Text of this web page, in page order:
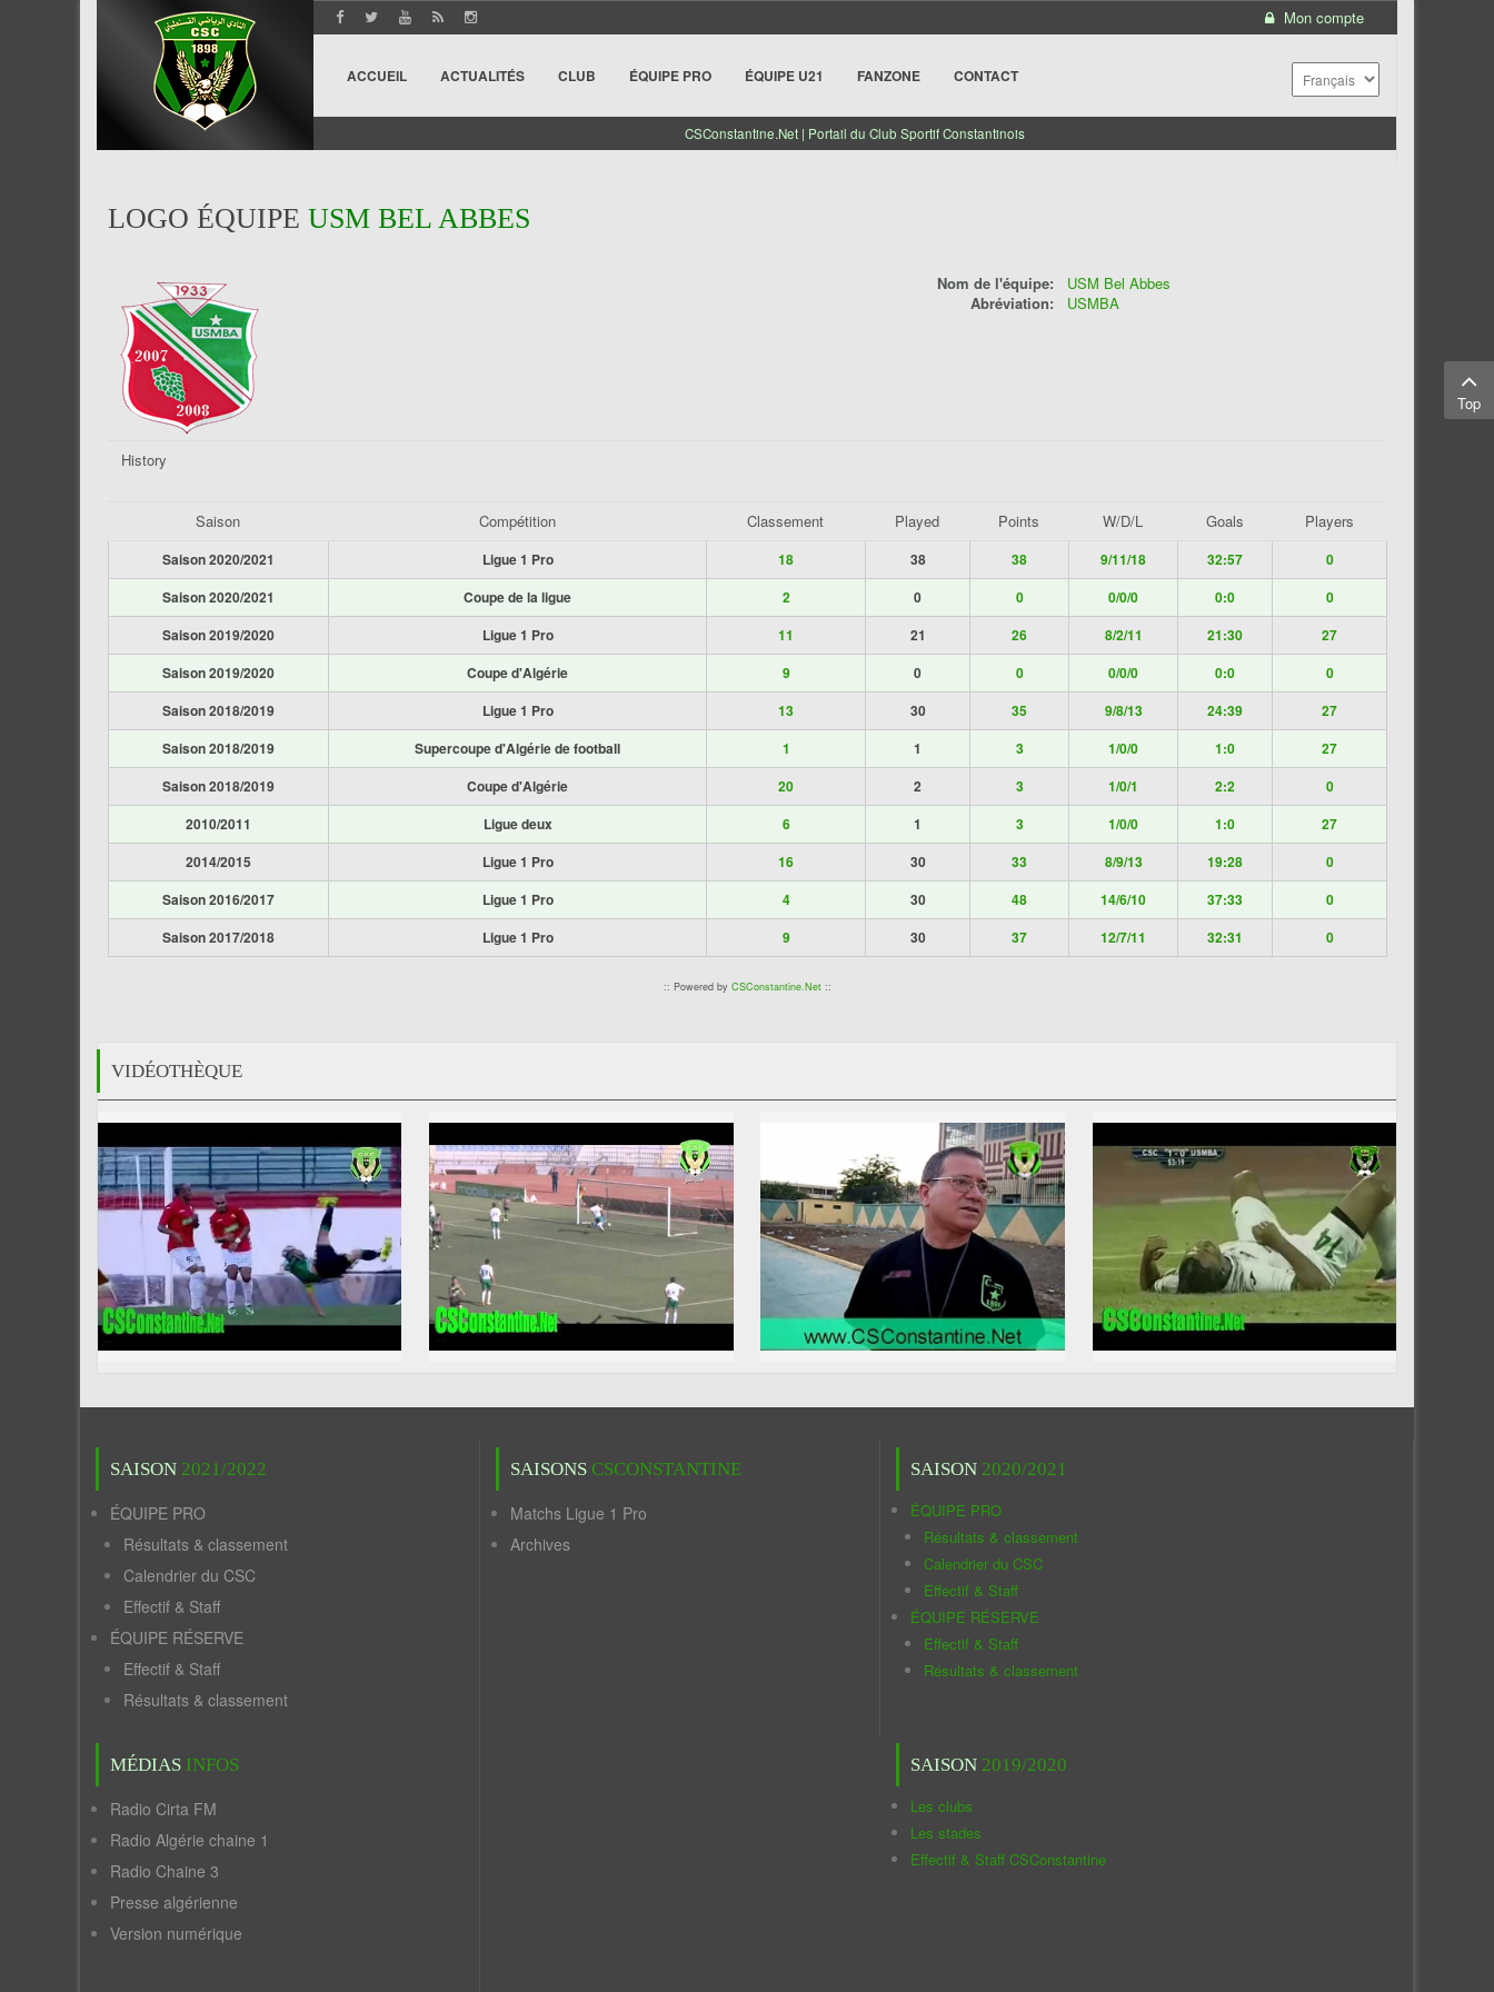
Mon compte
ACCUEIL ACTUALITÉS CLUB ÉQUIPE PRO ÉQUIPE U21 FANZONE CONTACT
CSConstantine.Net | Portail du Club Sportif Constantinois
LOGO ÉQUIPE USM BEL ABBES
Nom de l'équipe:
USM Bel Abbes
Abréviation:
USMBA
History
Saison Compétition Classement Played Points W/D/L Goals Players
Saison 2020/2021 Ligue 1 Pro 18 38 38 9/11/18 32:57
0
Saison 2020/2021
Coupe de la ligue 2 0 0 0/0/0 0:0
0
Saison 2019/2020
Ligue 1 Pro 11 21 26 8/2/11 21:30
27
Saison 2019/2020
Coupe d'Algérie 9 0 0 0/0/0 0:0
0
Saison 2018/2019
Ligue 1 Pro 13 30 35 9/8/13 24:39
27
Saison 2018/2019
Supercoupe d'Algérie de football 1 1 3 1/0/0 1:0
27
Saison 2018/2019
Coupe d'Algérie 20 2 3 1/0/1 2:2
0
2010/2011
Ligue deux 6 1 3 1/0/0 1:0
27
2014/2015
Ligue 1 Pro 16 30 33 8/9/13 19:28
0
Saison 2016/2017
Ligue 1 Pro 4 30 48 14/6/10 37:33
0
Saison 2017/2018
Ligue 1 Pro 9 30 37 12/7/11 32:31 0
:: Powered by CSConstantine.Net::
VIDÉOTHÈQUE
SAISON 2021/2022
ÉQUIPE PRO
Résultats & classement
Calendrier du CSC
Effectif & Staff
ÉQUIPE RÉSERVE
Effectif & Staff
Résultats & classement
MÉDIAS INFOS
Radio Cirta FM
Radio Algérie chaine 1
Radio Chaine 3
Presse algérienne
Version numérique
SAISONS CSCONSTANTINE
Matchs Ligue 1 Pro
Archives
SAISON 2020/2021
ÉQUIPE PRO
Résultats & classement
Calendrier du CSC
Effectif & Staff
ÉQUIPE RÉSERVE
Effectif & Staff
Résultats & classement
SAISON 2019/2020
Les clubs
Les stades
Effectif & Staff CSConstantine
Top